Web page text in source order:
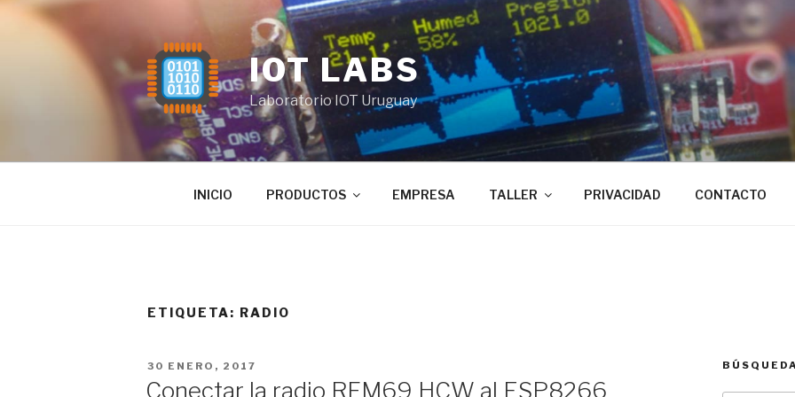
Saltar
IOT LABS
Laboratorio IOT Uruguay
INICIO PRODUCTOS EMPRESA TALLER PRIVACIDAD CONTACTO
ETIQUETA: RADIO
PUBLICADO
30 ENERO, 2017
Conectar la radio RFM69 HCW al ESP8266